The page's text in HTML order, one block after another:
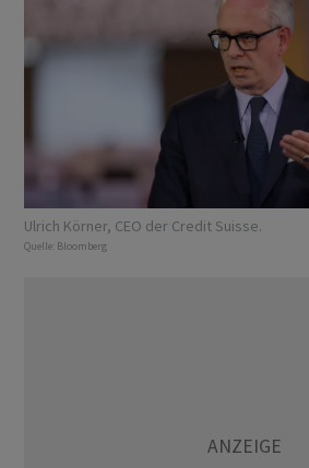
Ulrich Körner, CEO der Credit Suisse.
Quelle: Bloomberg